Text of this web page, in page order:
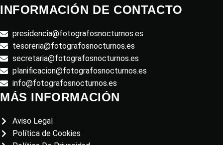
INFORMACIÓN DE CONTACTO
presidencia@fotografosnocturnos.es
tesoreria@fotografosnocturnos.es
secretaria@fotografosnocturnos.es
planificacion@fotografosnocturnos.es
info@fotografosnocturnos.es
MÁS INFORMACIÓN
Aviso Legal
Política de Cookies